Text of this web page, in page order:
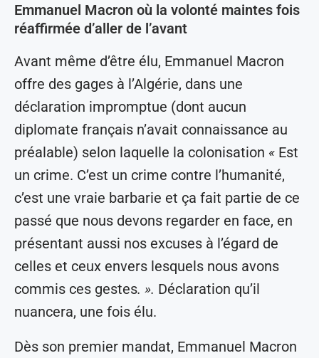
Emmanuel Macron où la volonté maintes fois
réaffirmée d’aller de l’avant
Avant même d’être élu, Emmanuel Macron
offre des gages à l’Algérie, dans une
déclaration impromptue (dont aucun
diplomate français n’avait connaissance au
préalable) selon laquelle la colonisation « Est
un crime. C’est un crime contre l’humanité,
c’est une vraie barbarie et ça fait partie de ce
passé que nous devons regarder en face, en
présentant aussi nos excuses à l’égard de
celles et ceux envers lesquels nous avons
commis ces gestes. ». Déclaration qu’il
nuancera, une fois élu.
Dès son premier mandat, Emmanuel Macron